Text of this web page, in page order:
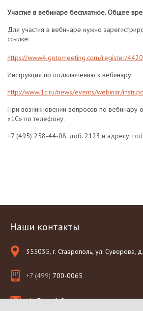
Участие в вебинаре бесплатное. Общее
Для участия в вебинаре нужно
ссылке:
https://www4.gotomeeting.com/register/
Инструкция по подключению к вебинару:
http://www.1c.ru/news/events/webinar/
При возникновении вопросов по вебинару
«1С» по телефону:
+7 (495) 258-44-08, доб. 2123,и адресу:
Наши контакты
355035, г. Ставрополь, ул. Суворова,
+7 (499) 700-0065